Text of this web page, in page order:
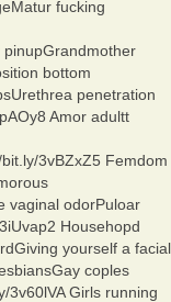
fucking
bottom
penetration
Amor adultt
3vBZxZ5 Femdom
vaginal odorPuloar
Househopd
yourself a facial
coples
3v60lVA Girls running